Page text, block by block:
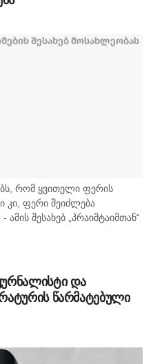
რომ ყვითელი ფერის
კი, ფერი შეიძლება
შესახებ „პრაიმტაიმთან“
ირაკლი არაბული
იყოს...
და
წარმატებული